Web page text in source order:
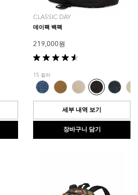
CLASSIC DAY
데이팩 백팩
219,000 원
별
5
개
중
4.6
입
다.
15 컬러
세부 내역 보기
장바구니 담기